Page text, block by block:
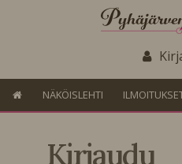
NÄKÖISLEHTI
Kirjaudu